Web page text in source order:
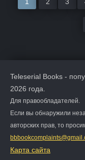
Teleserial Books -
2026 года.
Для правообладателей.
Если вы обнаружили
авторских прав, то
Карта сайта